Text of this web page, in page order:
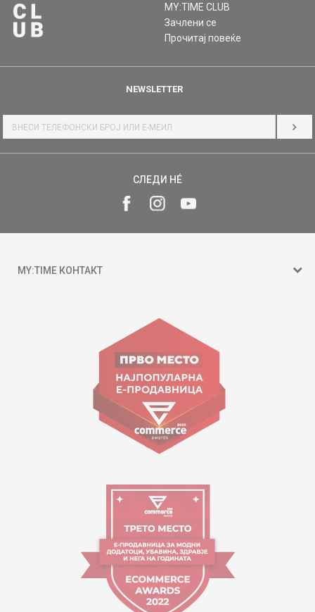
MY:TIME CLUB
Зачлени се
Прочитај повеќе
NEWSLETTER
СЛЕДИ НÉ
MY:TIME КОНТАКТ
ул. Гоце Николовски бр.74 Скопје
contact@mytime.mk
Работно време:
09:00 до 17:00